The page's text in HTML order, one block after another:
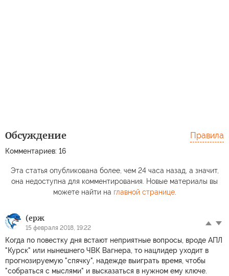
Обсуждение
Комментариев: 16
Правила
Эта статья опубликована более, чем 24 часа назад, а значит,
она недоступна для комментирования. Новые материалы вы
можете найти на главной странице.
(ерж
15 февраля 2018, 19:22
Когда по повестку дня встают неприятные вопросы, вроде АПЛ
"Курск" или нынешнего ЧВК Вагнера, то нацлидер уходит в
прогнозируемую "спячку", надежде выиграть время, чтобы
"собраться с мыслями" и высказаться в нужном ему ключе.